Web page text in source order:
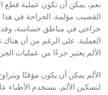
نعم، يمكن أن تكون عملية قطع
القضيب مؤلمة. الجراحة في
جراحي في مناطق حساسة، وقد
العملية. على الرغم من أن هناك
الألم يعتبر جزءًا من عمليات
الألم يمكن أن يكون مؤقتًا
لتسكين الألم، يستخدم الأطباء